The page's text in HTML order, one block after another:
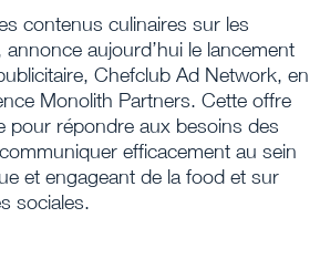
contenus culinaires sur les
aujourd’hui le lancement
Chefclub Ad Network, en
Monolith Partners. Cette offre
pour répondre aux besoins des
efficacement au sein
et engageant de la food et sur
sociales.